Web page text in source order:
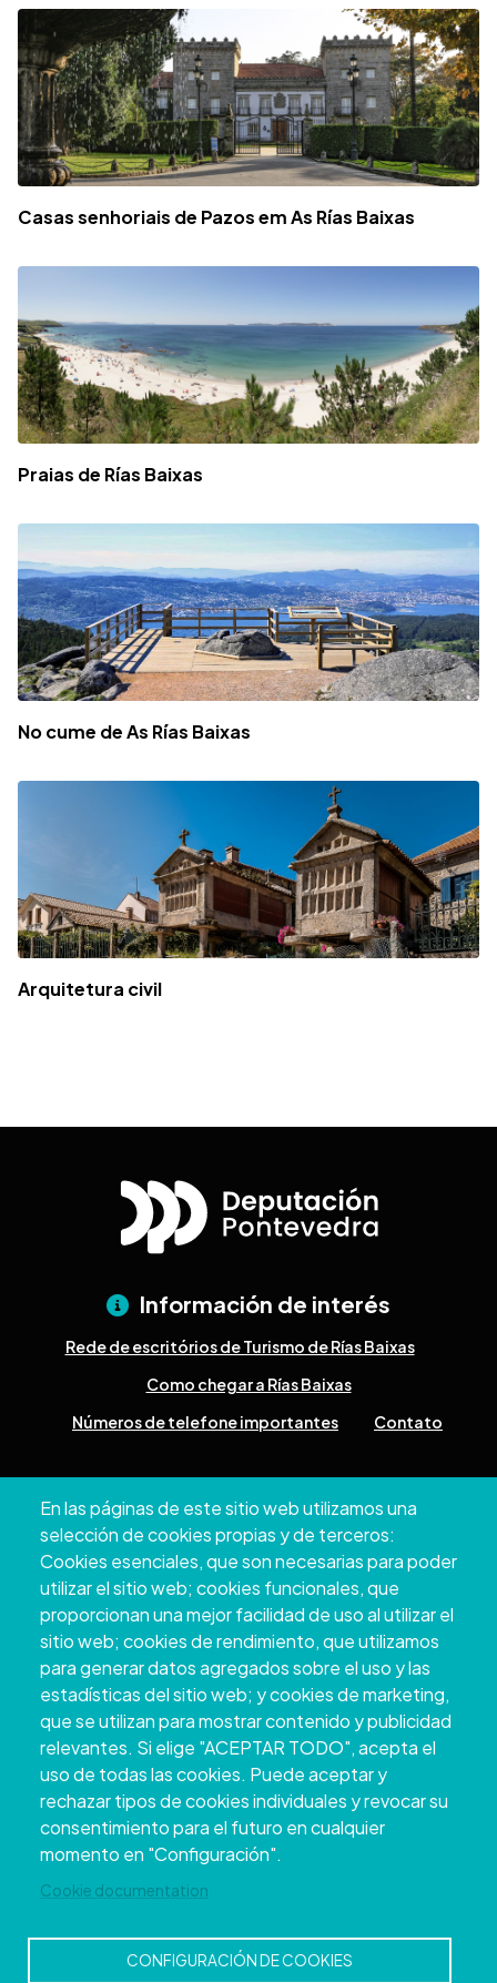
Casas senhoriais de Pazos em As Rías Baixas
Praias de Rías Baixas
No cume de As Rías Baixas
Arquitetura civil
En las páginas de este sitio web utilizamos una
selección de cookies propias y de terceros:
Cookies esenciales, que son necesarias para poder
utilizar el sitio web; cookies funcionales, que
proporcionan una mejor facilidad de uso al utilizar el
sitio web; cookies de rendimiento, que utilizamos
para generar datos agregados sobre el uso y las
estadísticas del sitio web; y cookies de marketing,
que se utilizan para mostrar contenido y publicidad
relevantes. Si elige "ACEPTAR TODO", acepta el
uso de todas las cookies. Puede aceptar y
rechazar tipos de cookies individuales y revocar su
consentimiento para el futuro en cualquier
momento en "Configuración".
Cookie documentation
CONFIGURACIÓN DE COOKIES
Información de interés
Rede de escritórios de Turismo de Rías Baixas
Como chegar a Rías Baixas
Números de telefone importantes
Contato
Pontevedra
+34 986 804 100 | +34 986 804 124
Copyright © 2026. Conselho Provincial de
Pontevedra.Todos os direitos reservados